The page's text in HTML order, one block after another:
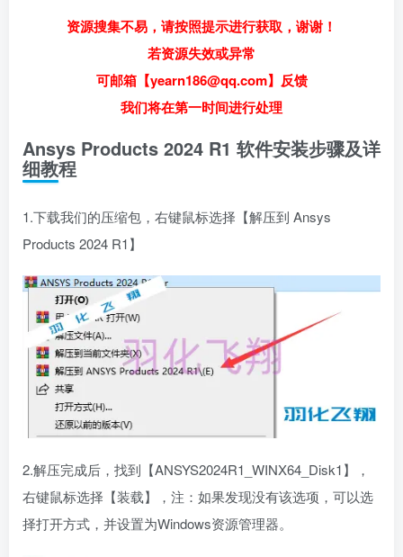
资源搜集不易，请按照提示进行获取，谢谢！
若资源失效或异常
可邮箱【yearn186@qq.com】反馈
我们将在第一时间进行处理
Ansys Products 2024 R1 软件安装步骤及详
细教程
1.下载我们的压缩包，右键鼠标选择【解压到 Ansys
Products 2024 R1】
2.解压完成后，找到【ANSYS2024R1_WINX64_Disk1】，
右键鼠标选择【装载】，注：如果发现没有该选项，可以选
择打开方式，并设置为Windows资源管理器。